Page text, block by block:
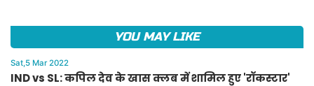
YOU MAY LIKE
Sat,5 Mar 2022
IND vs SL: कपिल देव के खास क्लब में शामिल हुए 'रॉकस्टार'